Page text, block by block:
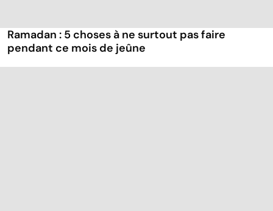
Ramadan : 5 choses à ne surtout pas faire
pendant ce mois de jeûne